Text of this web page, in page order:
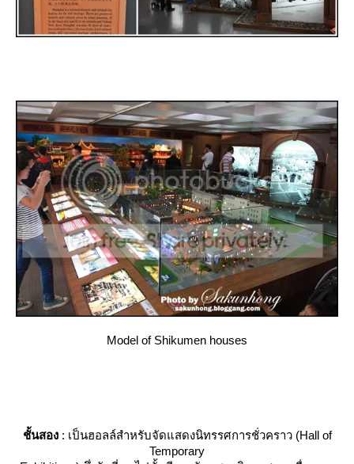
Model of Shikumen houses
ชั้นสอง: เป็นฮอลล์สำหรับจัดแสดงนิทรรศการชั่วคราว (Hall of
Temporary